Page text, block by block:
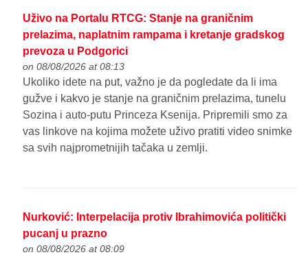
Uživo na Portalu RTCG: Stanje na graničnim
prelazima, naplatnim rampama i kretanje gradskog
prevoza u Podgorici
on 08/08/2026 at 08:13
Ukoliko idete na put, važno je da pogledate da li ima
gužve i kakvo je stanje na graničnim prelazima, tunelu
Sozina i auto-putu Princeza Ksenija. Pripremili smo za
vas linkove na kojima možete uživo pratiti video snimke
sa svih najprometnijih tačaka u zemlji.
Nurković: Interpelacija protiv Ibrahimovića politički
pucanj u prazno
on 08/08/2026 at 08:09